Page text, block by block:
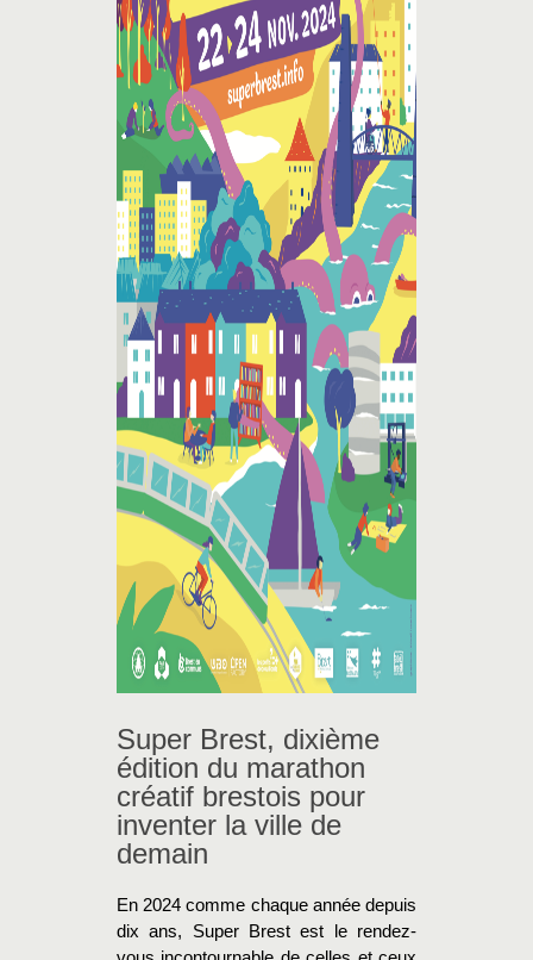
Super Brest, dixième
édition du marathon
créatif brestois pour
inventer la ville de
demain
En 2024 comme chaque année depuis
dix ans, Super Brest est le rendez-